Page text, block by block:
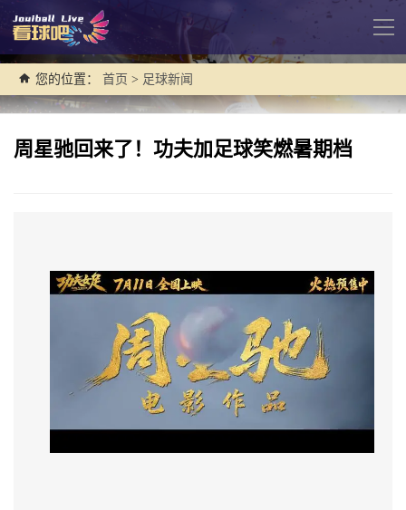
导
您的位置： 首页 > 足球新闻
周星驰回来了！功夫加足球笑燃暑期档